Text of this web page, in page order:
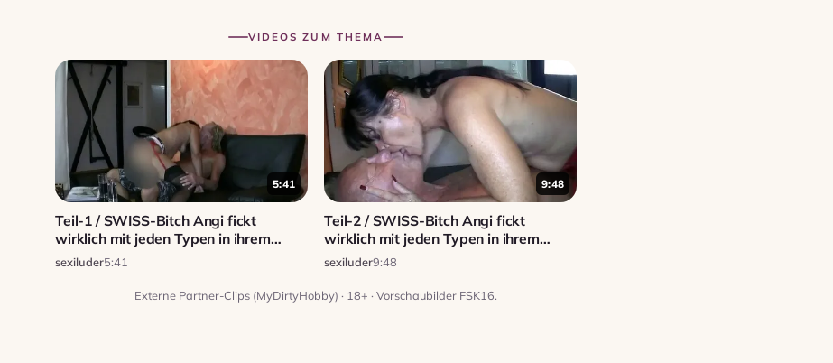
VIDEOS ZUM THEMA
5:41
Teil-1 / SWISS-Bitch Angi fickt
wirklich mit jeden Typen in ihrem
Studio...!
sexiluder5:41
9:48
Teil-2 / SWISS-Bitch Angi fickt
wirklich mit jeden Typen in ihrem
Studio...!
sexiluder9:48
Externe Partner-Clips (MyDirtyHobby) · 18+ · Vorschaubilder FSK16.